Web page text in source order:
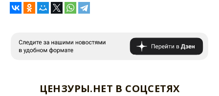
ЦЕНЗУРЫ.НЕТ В СОЦСЕТЯХ